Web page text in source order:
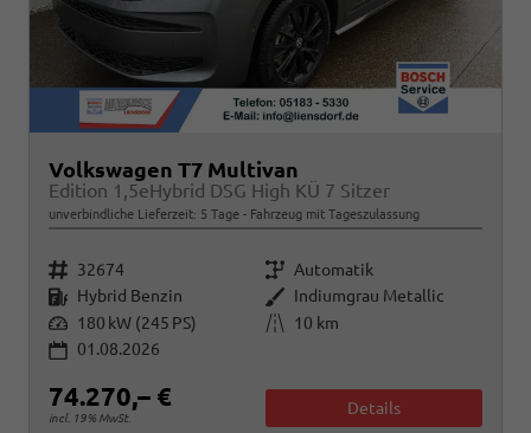
Volkswagen T7 Multivan
Edition 1,5eHybrid DSG High KÜ 7 Sitzer
unverbindliche Lieferzeit: 5 Tage Fahrzeug mit Tageszulassung
Fahrzeugnr. 32674 Getriebe Automatik
Kraftstoff Hybrid Benzin Außenfarbe Indiumgrau Metallic
Leistung 180 kW (245 PS) Kilometerstand
10 km
01.08.2026
74.270,– €
incl. 19% MwSt.
Details